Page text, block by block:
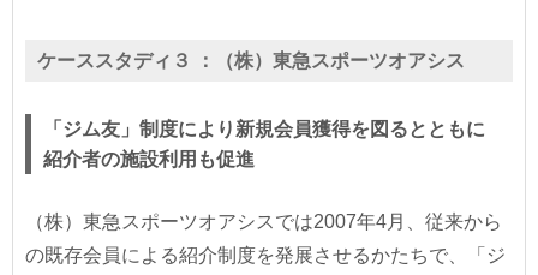
ケーススタディ３ ： （株）東急スポーツオアシス
「ジム友」制度により新規会員獲得を図るとともに
紹介者の施設利用も促進
（株）東急スポーツオアシスでは2007年4月、従来から
の既存会員による紹介制度を発展させるかたちで、「ジ